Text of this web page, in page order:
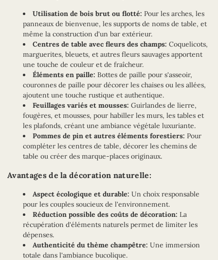
Utilisation de bois brut ou flotté: Pour les arches, les
panneaux de bienvenue, les supports de noms de table, et
même la construction d'un bar extérieur.
Centres de table avec fleurs des champs: Coquelicots,
marguerites, bleuets, et autres fleurs sauvages apportent
une touche de couleur et de fraîcheur.
Éléments en paille: Bottes de paille pour s'asseoir,
couronnes de paille pour décorer les chaises ou les allées,
ajoutent une touche rustique et authentique.
Feuillages variés et mousses: Guirlandes de lierre,
fougères, et mousses, pour habiller les murs, les tables et
les plafonds, créant une ambiance végétale luxuriante.
Pommes de pin et autres éléments forestiers: Pour
compléter les centres de table, décorer les chemins de
table ou créer des marque-places originaux.
Avantages de la décoration naturelle:
Aspect écologique et durable: Un choix responsable
pour les couples soucieux de l'environnement.
Réduction possible des coûts de décoration: La
récupération d'éléments naturels permet de limiter les
dépenses.
Authenticité du thème champêtre: Une immersion
totale dans l'ambiance bucolique.